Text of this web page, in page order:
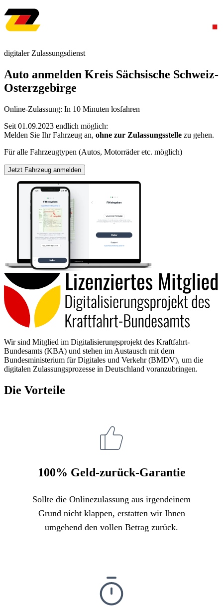
digitaler Zulassungsdienst
Auto anmelden Kreis Sächsische Schweiz-
Osterzgebirge
Online-Zulassung: In 10 Minuten losfahren
Seit 01.09.2023 endlich möglich:
Melden Sie Ihr Fahrzeug an, ohne zur Zulassungsstelle zu gehen.
Für alle Fahrzeugtypen (Autos, Motorräder etc. möglich)
Jetzt Fahrzeug anmelden
Wir sind Mitglied im Digitalisierungsprojekt des Kraftfahrt-
Bundesamts (KBA) und stehen im Austausch mit dem
Bundesministerium für Digitales und Verkehr (BMDV), um die
digitalen Zulassungsprozesse in Deutschland voranzubringen.
Die Vorteile
100% Geld-zurück-Garantie
Sollte die Onlinezulassung aus irgendeinem
Grund nicht klappen, erstatten wir Ihnen
umgehend den vollen Betrag zurück.